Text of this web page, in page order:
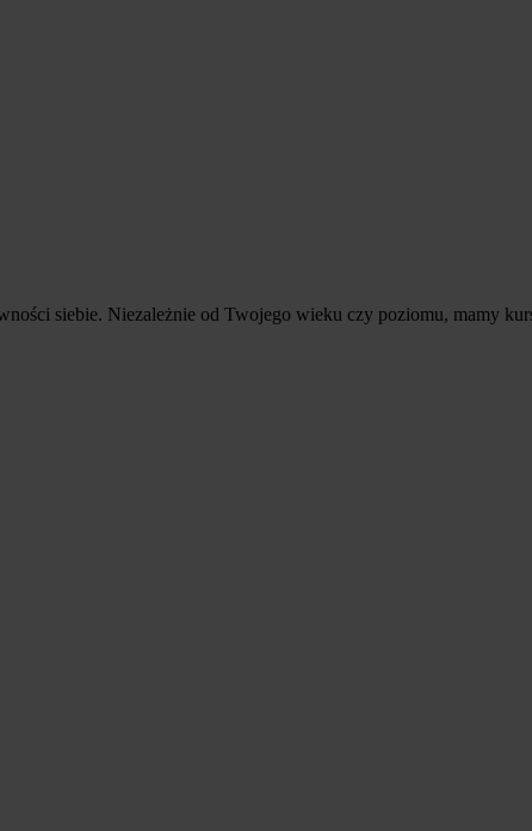
siebie. Niezależnie od Twojego wieku czy poziomu, mamy